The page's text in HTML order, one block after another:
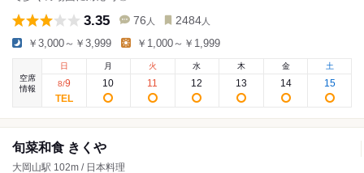
3.35 76 人 2484 人
￥3,000～￥3,999 ￥1,000～￥1,999
空席
情報
日
8/9
月
10
火
11
水
12
木
13
金
14
土
15
旬菜和食 きくや
大岡山駅 102m / 日本料理